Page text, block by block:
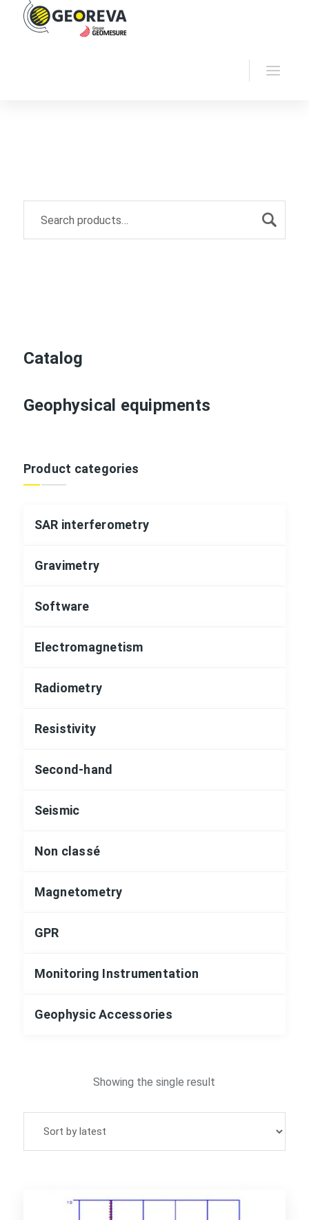
Catalog
Geophysical equipments
Product categories
SAR interferometry
Gravimetry
Software
Electromagnetism
Radiometry
Resistivity
Second-hand
Seismic
Non classé
Magnetometry
GPR
Monitoring Instrumentation
Geophysic Accessories
Showing the single result